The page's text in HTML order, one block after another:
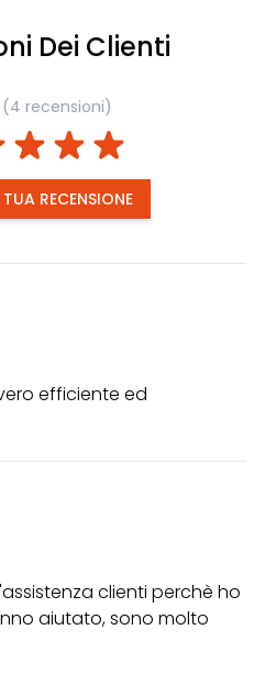
Dei Clienti
(4 recensioni)
RECENSIONE
efficiente ed
clienti perchè ho
aiutato, sono molto